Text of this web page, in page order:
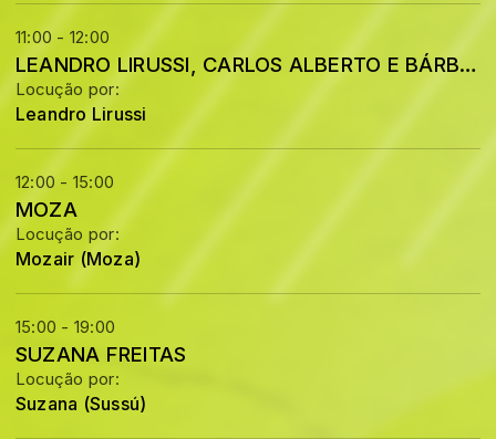
11:00 - 12:00
LEANDRO LIRUSSI, CARLOS ALBERTO E BÁRBARA
Locução por:
Leandro Lirussi
12:00 - 15:00
MOZA
Locução por:
Mozair (Moza)
15:00 - 19:00
SUZANA FREITAS
Locução por:
Suzana (Sussú)